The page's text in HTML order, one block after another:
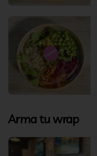
Arma tu wrap